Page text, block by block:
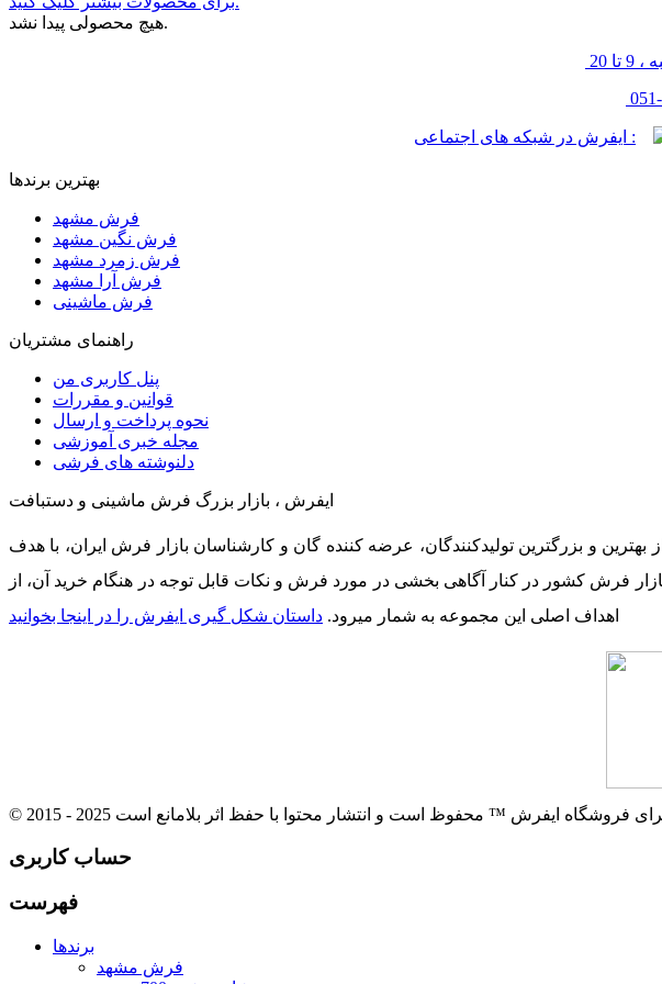
هیچ محصولی پیدا نشد.
20
ایفرش در شبکه های اجتماعی :
بهترین برندها
فرش مشهد
فرش نگین مشهد
فرش زمرد مشهد
فرش آرا مشهد
فرش ماشینی
راهنمای مشتریان
پنل کاربری من
قوانین و مقررات
نحوه پرداخت و ارسال
مجله خبری آموزشی
دلنوشته های فرشی
ایفرش ، بازار بزرگ فرش ماشینی و دستبافت
و بزرگترین تولیدکنندگان، عرضه کننده گان و کارشناسان بازار فرش ایران، با هدف
بازار فرش کشور در کنار آگاهی بخشی در مورد فرش و نکات قابل توجه در هنگام خرید آن، از
اهداف اصلی این مجموعه به شمار میرود. داستان شکل گیری ایفرش را در اینجا بخوانید
حساب کاربری
فهرست
برندها
فرش مشهد